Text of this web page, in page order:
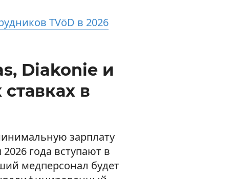
TVöD в 2026
Diakonie и
в
зарплату
года вступают в
медперсонал будет